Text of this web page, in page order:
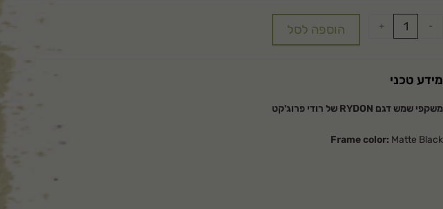
-
+ הוספה לסל
מידע טכני
משקפי שמש דגם RYDON של רודי פרוג'קט
Frame color: Matte Black